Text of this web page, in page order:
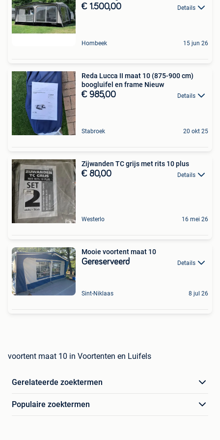
€ 1.500,00 Details
Hombeek 15 jun 26
Reda Lucca II maat 10 (875-900 cm)
boogluifel en frame Nieuw
€ 985,00 Details
Stabroek 20 okt 25
Zijwanden TC grijs met rits 10 plus
€ 80,00 Details
Westerlo 16 mei 26
Mooie voortent maat 10
Gereserveerd Details
Sint-Niklaas 8 jul 26
voortent maat 10 in Voortenten en Luifels
Gerelateerde zoektermen
Populaire zoektermen